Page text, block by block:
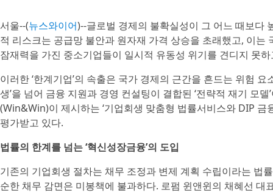
서울--(뉴스와이어)--글로벌 경제의 불확실성이 그 어느 때보다
적 리스크는 공급망 불안과 원자재 가격 상승을 초래했고, 이
잠재력을 가진 중소기업들이 일시적 유동성 위기를 견디지 못
이러한 ‘한계기업’의 속출은 국가 경제의 근간을 흔드는 위험
생’을 넘어 금융 지원과 경영 컨설팅이 결합된 ‘전략적 재기 모
(Win&Win)이 제시하는 ‘기업회생 맞춤형 법률서비스와 DIP
평가받고 있다.
법률의 한계를 넘는 ‘혁신성장금융’의 도입
기존의 기업회생 절차는 채무 조정과 변제 계획 수립이라는 법
순한 채무 감면은 미봉책에 불과하다. 로펌 윈앤윈의 채혜선